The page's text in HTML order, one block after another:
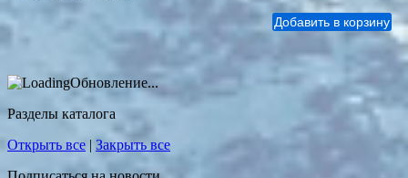
Обновление...
Разделы каталога
Открыть все | Закрыть все